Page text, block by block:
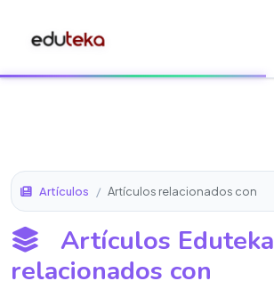
Artículos / Artículos relacionados con
Artículos Eduteka
relacionados con